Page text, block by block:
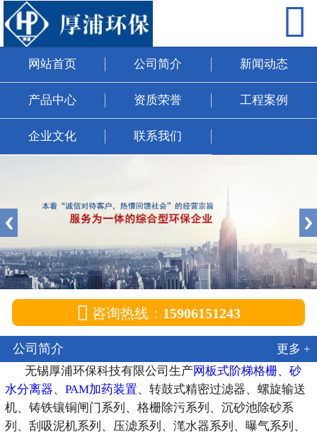
企业文化
联系我们

网站首页 公司简介 新闻动态
产品中心 资质荣誉 工程案例
企业文化 联系我们
 咨询热线： 15906151243
公司简介
更多 +
无锡厚浦环保科技有限公司生产网板式阶梯格栅、砂
水分离器、 PAM加药装置、转鼓式精密过滤器、螺旋输送
机、铸铁镶铜闸门系列、格栅除污系列、沉砂池除砂系
列、刮吸泥机系列、压滤系列、滗水器系列、曝气系列、